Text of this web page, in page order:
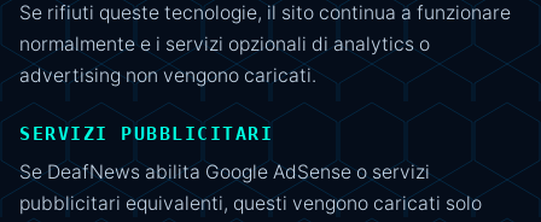
Se rifiuti queste tecnologie, il sito continua a funzionare
normalmente e i servizi opzionali di analytics o
advertising non vengono caricati.
SERVIZI PUBBLICITARI
Se DeafNews abilita Google AdSense o servizi
pubblicitari equivalenti, questi vengono caricati solo